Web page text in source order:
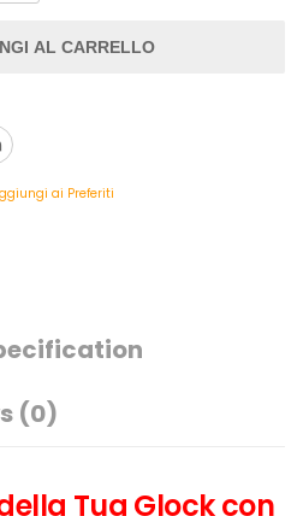
AL CARRELLO
ai Preferiti
(0)
Tua Glock con